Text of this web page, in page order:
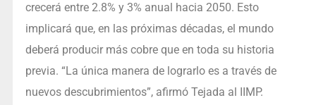
crecerá entre 2.8% y 3% anual hacia 2050. Esto
implicará que, en las próximas décadas, el mundo
deberá producir más cobre que en toda su historia
previa. “La única manera de lograrlo es a través de
nuevos descubrimientos”, afirmó Tejada al IIMP.